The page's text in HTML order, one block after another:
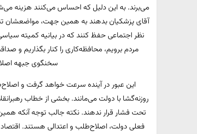
می‌برند. به این دلیل که احساس می‌کنند هزینه
آقای پزشکیان بدهند به همین جهت، مواضعشان
نظر اجتماعی حفظ کنند که در بیانیه کمیته
مردم برویم، محافظه‌کاری را کنار بگذاریم و
سخنگوی جبهه
این عبور در آینده سرعت خواهد گرفت و
روزنه‌گشا با دولت می‌مانند. بخشی از خطاب
فعلی دولت، اصلاح‌طلب و اعتدالی هستند.